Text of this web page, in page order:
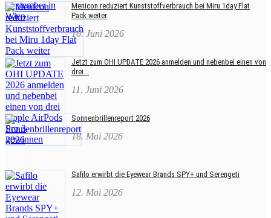
Menicon reduziert Kunststoffverbrauch bei Miru 1day Flat
Pack weiter
16. Juni 2026
Jetzt zum OHI UPDATE 2026 anmelden und nebenbei einen von
drei...
11. Juni 2026
Sonnenbrillenreport 2026
18. Mai 2026
Safilo erwirbt die Eyewear Brands SPY+ und Serengeti
12. Mai 2026